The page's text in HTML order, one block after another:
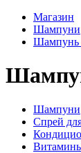
Магазин
Шампуни
Шампунь
Шампуни
Спрей